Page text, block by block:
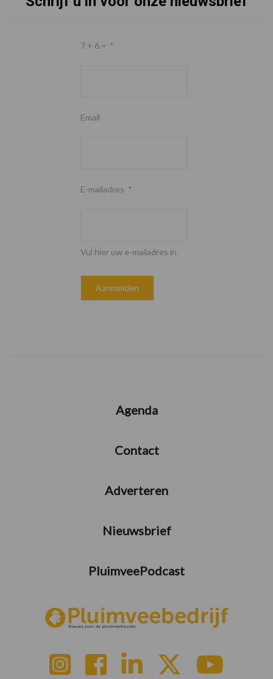
7 + 6 = *
Email
E-mailadres *
Vul hier uw e-mailadres in
Agenda
Contact
Adverteren
Nieuwsbrief
PluimveePodcast